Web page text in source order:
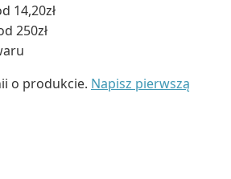
14,20zł
250zł
o produkcie. Napisz pierwszą